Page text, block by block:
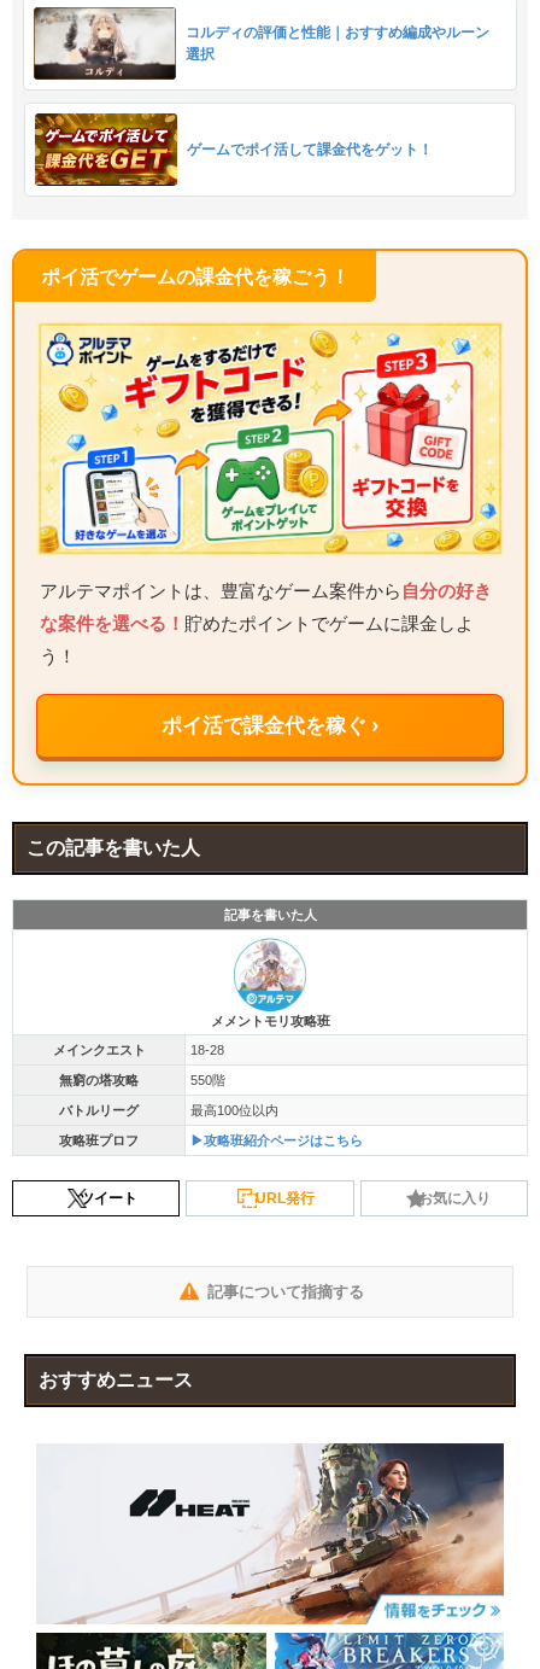
コルディの評価と性能｜おすすめ編成やルーン
選択
ゲームでポイ活して課金代をゲット！
ポイ活でゲームの課金代を稼ごう！
アルテマポイントは、豊富なゲーム案件から 自分の好き
な案件を選べる！ 貯めたポイントでゲームに課金しよ
う！
ポイ活で課金代を稼ぐ ›
この記事を書いた人
記事を書いた人
メメントモリ攻略班
メインクエスト 18-28
無窮の塔攻略 550階
バトルリーグ 最高100位以内
攻略班プロフ ▶攻略班紹介ページはこちら
ツイート URL発行 お気に入り
記事について指摘する
おすすめニュース